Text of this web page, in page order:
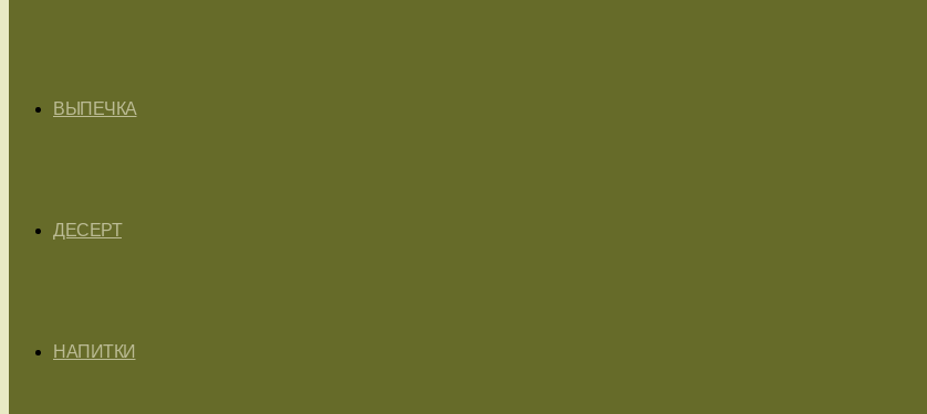
ВЫПЕЧКА
ДЕСЕРТ
НАПИТКИ